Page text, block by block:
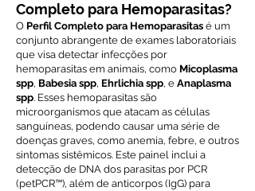
Completo para Hemoparasitas?
O Perfil Completo para Hemoparasitas é um
conjunto abrangente de exames laboratoriais
que visa detectar infecções por
hemoparasitas em animais, como Micoplasma
spp, Babesia spp, Ehrlichia spp, e Anaplasma
spp. Esses hemoparasitas são
microorganismos que atacam as células
sanguíneas, podendo causar uma série de
doenças graves, como anemia, febre, e outros
sintomas sistêmicos. Este painel inclui a
detecção de DNA dos parasitas por PCR
(petPCR™), além de anticorpos (IgG) para